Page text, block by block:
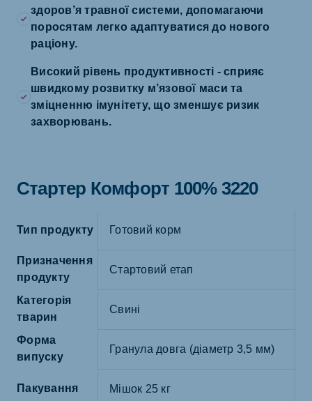
здоров’я травної системи, допомагаючи
поросятам легко адаптуватися до нового
раціону.
Високий рівень продуктивності - сприяє
швидкому розвитку м’язової маси та
зміцненню імунітету, що зменшує ризик
захворювань.
Стартер Комфорт 100% 3220
Тип продукту Готовий корм
Призначення
продукту
Стартовий етап
Категорія
тварин
Свині
Форма
випуску
Гранула довга (діаметр 3,5 мм)
Пакування Мішок 25 кг